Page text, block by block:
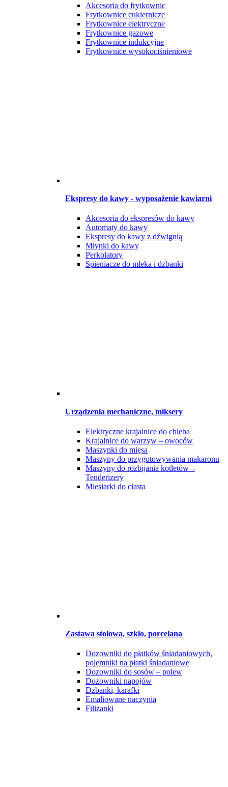
Akcesoria do frytkownic
Frytkownice cukiernicze
Frytkownice elektryczne
Frytkownice gazowe
Frytkownice indukcyjne
Frytkownice wysokociśnieniowe
Ekspresy do kawy - wyposażenie kawiarni
Akcesoria do ekspresów do kawy
Automaty do kawy
Ekspresy do kawy z dźwignią
Młynki do kawy
Perkolatory
Spieniacze do mleka i dzbanki
Urządzenia mechaniczne, miksery
Elektryczne krajalnice do chleba
Krajalnice do warzyw – owoców
Maszynki do mięsa
Maszyny do przygotowywania makaronu
Maszyny do rozbijania kotletów –
Tenderizery
Miesiarki do ciasta
Zastawa stołowa, szkło, porcelana
Dozowniki do płatków śniadaniowych,
pojemniki na płatki śniadaniowe
Dozowniki do sosów – polew
Dozowniki napojów
Dzbanki, karafki
Emaliowane naczynia
Filiżanki